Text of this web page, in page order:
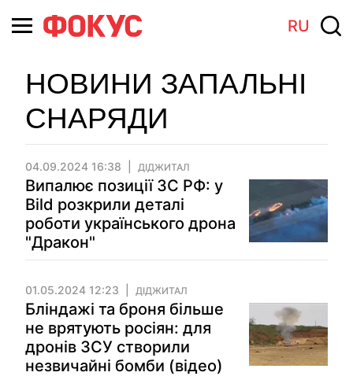
RU
НОВИНИ ЗАПАЛЬНІ
СНАРЯДИ
04.09.2024 16:38 ДІДЖИТАЛ
Випалює позиції ЗС РФ: у
Bild розкрили деталі
роботи українського дрона
"Дракон"
01.05.2024 12:23 ДІДЖИТАЛ
Бліндажі та броня більше
не врятують росіян: для
дронів ЗСУ створили
незвичайні бомби (відео)